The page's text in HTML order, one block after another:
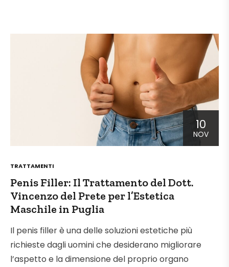
10
NOV
POSTED
TRATTAMENTI
Penis Filler: Il Trattamento del Dott.
Vincenzo del Prete per l’Estetica
Maschile in Puglia
Il penis filler è una delle soluzioni estetiche più
richieste dagli uomini che desiderano migliorare
l’aspetto e la dimensione del proprio organo